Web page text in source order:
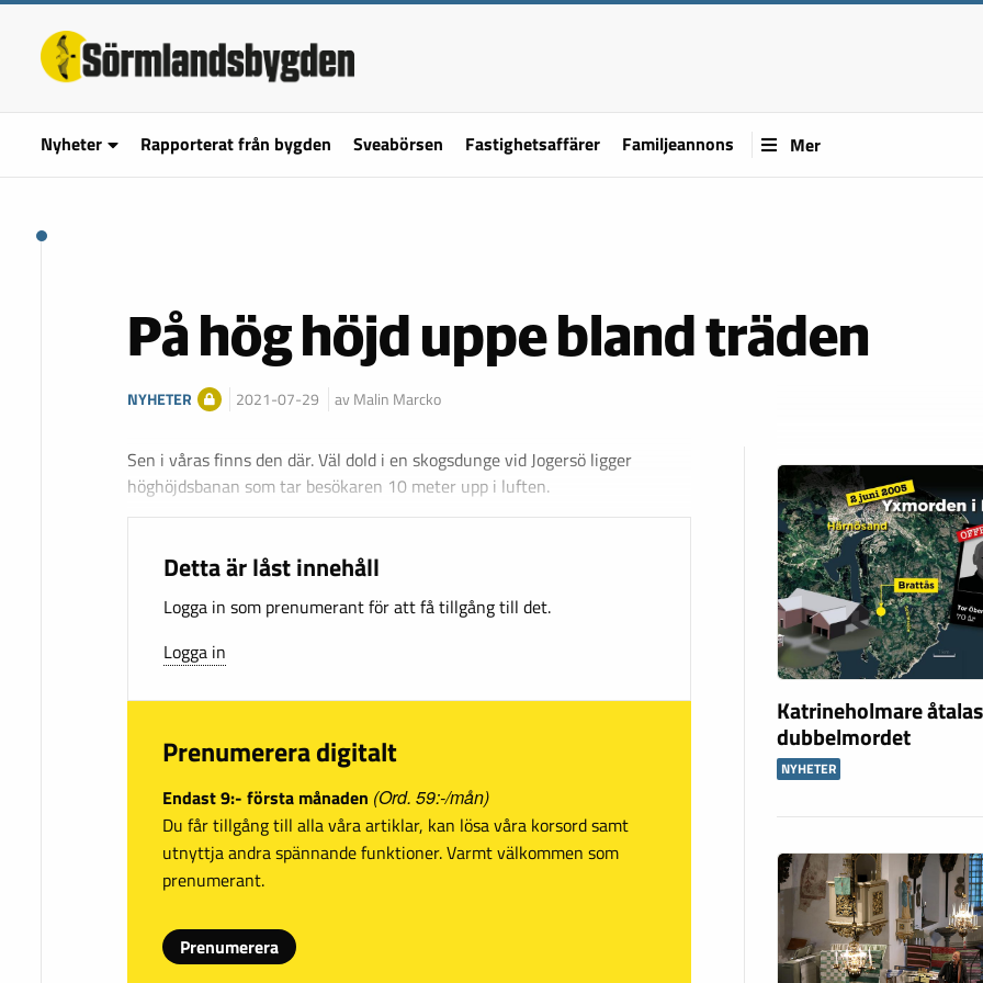
Nyheter Rapporterat från bygden Sveabörsen Fastighetsaffärer Familjeannons Mer
På hög höjd uppe bland träden
NYHETER 2021-07-29 av Malin Marcko
Sen i våras finns den där. Väl dold i en skogsdunge vid Jogersö ligger
höghöjdsbanan som tar besökaren 10 meter upp i luften.
Detta är låst innehåll
Logga in som prenumerant för att få tillgång till det.
Logga in
Prenumerera digitalt
Endast 9:- första månaden (Ord. 59:-/mån)
Du får tillgång till alla våra artiklar, kan lösa våra korsord samt
utnyttja andra spännande funktioner. Varmt välkommen som
prenumerant.
Prenumerera
Katrineholmare
dubbelmordet
NYHETER